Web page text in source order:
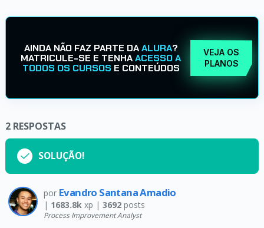
AINDA NÃO FAZ PARTE DAALURA?
MATRICULE-SE E TENHAACESSO A
TODOS OS CURSOS E CONTEÚDOS
VEJA OS
PLANOS
2 RESPOSTAS
SOLUÇÃO!
por Evandro Santana Amadio
| 1683.8kxp | 3692posts
Process Improvement Analyst